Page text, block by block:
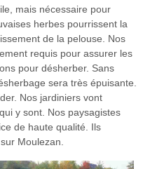
mais nécessaire pour
herbes pourrissent la
de la pelouse. Nos
requis pour assurer les
pour désherber. Sans
sera très épuisante.
Nos jardiniers vont
y sont. Nos paysagistes
de haute qualité. Ils
Moulezan.